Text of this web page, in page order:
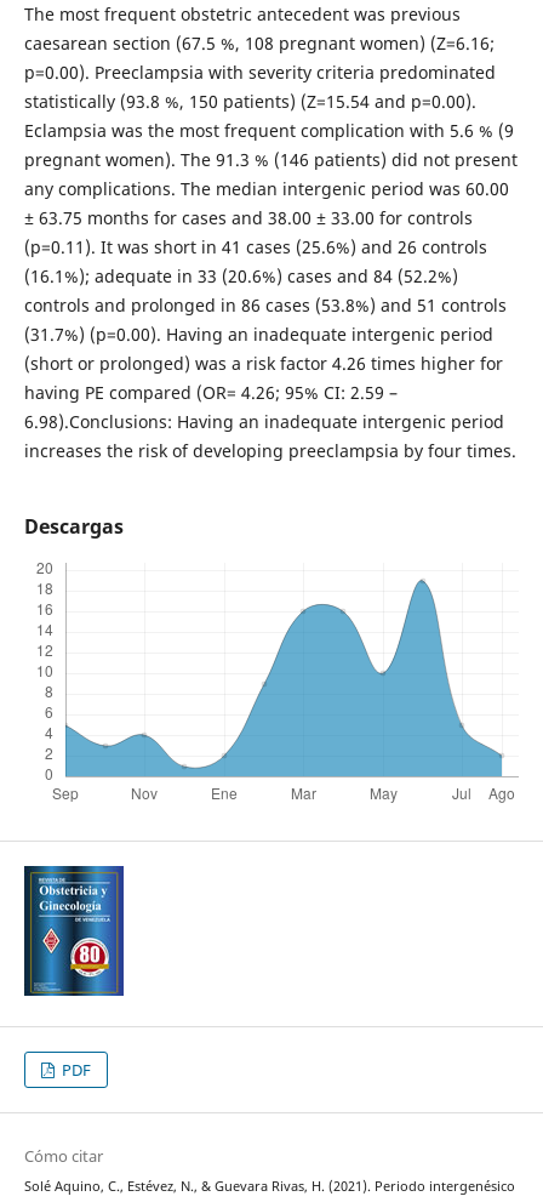
The most frequent obstetric antecedent was previous
caesarean section (67.5 %, 108 pregnant women) (Z=6.16;
p=0.00). Preeclampsia with severity criteria predominated
statistically (93.8 %, 150 patients) (Z=15.54 and p=0.00).
Eclampsia was the most frequent complication with 5.6 % (9
pregnant women). The 91.3 % (146 patients) did not present
any complications. The median intergenic period was 60.00
± 63.75 months for cases and 38.00 ± 33.00 for controls
(p=0.11). It was short in 41 cases (25.6%) and 26 controls
(16.1%); adequate in 33 (20.6%) cases and 84 (52.2%)
controls and prolonged in 86 cases (53.8%) and 51 controls
(31.7%) (p=0.00). Having an inadequate intergenic period
(short or prolonged) was a risk factor 4.26 times higher for
having PE compared (OR= 4.26; 95% CI: 2.59 –
6.98).Conclusions: Having an inadequate intergenic period
increases the risk of developing preeclampsia by four times.
Descargas
PDF
Cómo citar
Solé Aquino, C., Estévez, N., & Guevara Rivas, H. (2021). Periodo intergenésico